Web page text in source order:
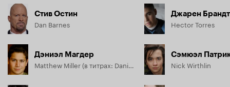
Стив Остин
Dan Barnes
Дэниэл Магдер
Джарен Брандт
Hector Torres
Сэмюэл
Nick Wirthlin